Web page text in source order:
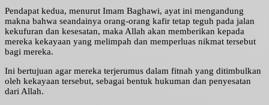
Pendapat kedua, menurut Imam Baghawi, ayat ini mengandung
makna bahwa seandainya orang-orang kafir tetap teguh pada jalan
kekufuran dan kesesatan, maka Allah akan memberikan kepada
mereka kekayaan yang melimpah dan memperluas nikmat tersebut
bagi mereka.
Ini bertujuan agar mereka terjerumus dalam fitnah yang ditimbulkan
oleh kekayaan tersebut, sebagai bentuk hukuman dan penyesatan
dari Allah.